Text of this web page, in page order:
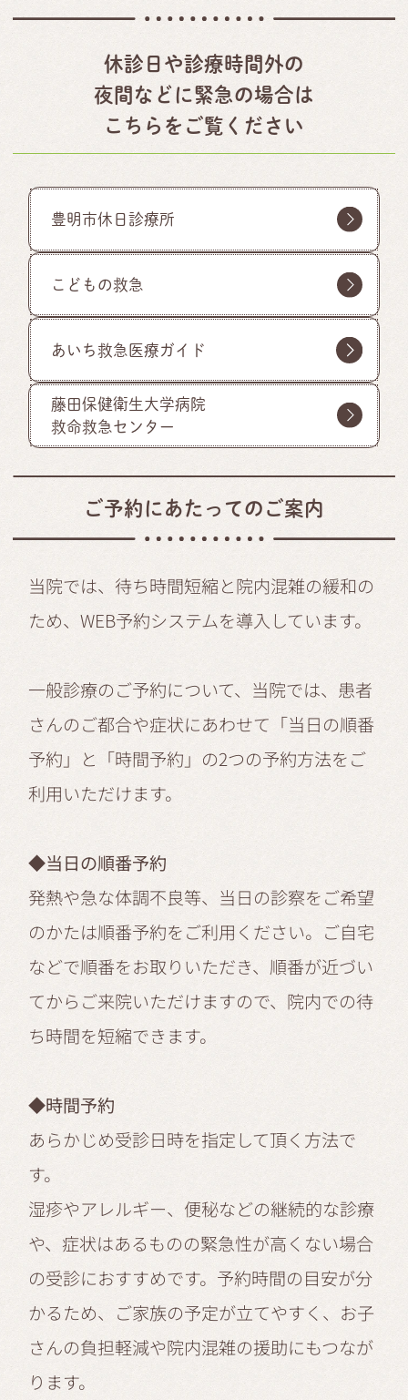
休診日や診療時間外の
夜間などに緊急の場合は
こちらをご覧ください
豊明市休日診療所
こどもの救急
あいち救急医療ガイド
藤田保健衛生大学病院
救命救急センター
ご予約にあたってのご案内
当院では、待ち時間短縮と院内混雑の緩和の
ため、WEB予約システムを導入しています。
一般診療のご予約について、当院では、患者
さんのご都合や症状にあわせて「当日の順番
予約」と「時間予約」の2つの予約方法をご
利用いただけます。
◆当日の順番予約
発熱や急な体調不良等、当日の診察をご希望
のかたは順番予約をご利用ください。ご自宅
などで順番をお取りいただき、順番が近づい
てからご来院いただけますので、院内での待
ち時間を短縮できます。
◆時間予約
あらかじめ受診日時を指定して頂く方法で
す。
湿疹やアレルギー、便秘などの継続的な診療
や、症状はあるものの緊急性が高くない場合
の受診におすすめです。予約時間の目安が分
かるため、ご家族の予定が立てやすく、お子
さんの負担軽減や院内混雑の援助にもつなが
ります。